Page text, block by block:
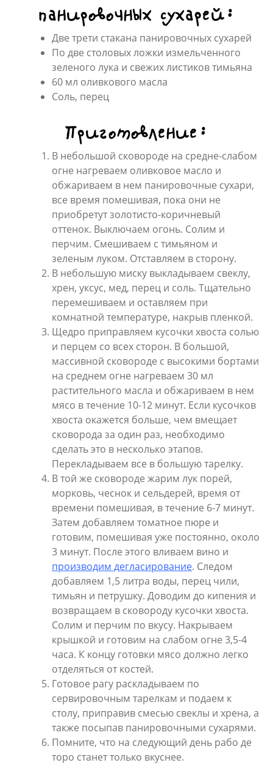
панировочных сухарей:
Две трети стакана панировочных сухарей
По две столовых ложки измельченного
зеленого лука и свежих листиков тимьяна
60 мл оливкового масла
Соль, перец
Приготовление:
В небольшой сковороде на средне-слабом
огне нагреваем оливковое масло и
обжариваем в нем панировочные сухари,
все время помешивая, пока они не
приобретут золотисто-коричневый
оттенок. Выключаем огонь. Солим и
перчим. Смешиваем с тимьяном и
зеленым луком. Отставляем в сторону.
В небольшую миску выкладываем свеклу,
хрен, уксус, мед, перец и соль. Тщательно
перемешиваем и оставляем при
комнатной температуре, накрыв пленкой.
Щедро приправляем кусочки хвоста солью
и перцем со всех сторон. В большой,
массивной сковороде с высокими бортами
на среднем огне нагреваем 30 мл
растительного масла и обжариваем в нем
мясо в течение 10-12 минут. Если кусочков
хвоста окажется больше, чем вмещает
сковорода за один раз, необходимо
сделать это в несколько этапов.
Перекладываем все в большую тарелку.
В той же сковороде жарим лук порей,
морковь, чеснок и сельдерей, время от
времени помешивая, в течение 6-7 минут.
Затем добавляем томатное пюре и
готовим, помешивая уже постоянно, около
3 минут. После этого вливаем вино и
производим дегласирование. Следом
добавляем 1,5 литра воды, перец чили,
тимьян и петрушку. Доводим до кипения и
возвращаем в сковороду кусочки хвоста.
Солим и перчим по вкусу. Накрываем
крышкой и готовим на слабом огне 3,5-4
часа. К концу готовки мясо должно легко
отделяться от костей.
Готовое рагу раскладываем по
сервировочным тарелкам и подаем к
столу, приправив смесью свеклы и хрена, а
также посыпав панировочными сухарями.
Помните, что на следующий день рабо де
торо станет только вкуснее.